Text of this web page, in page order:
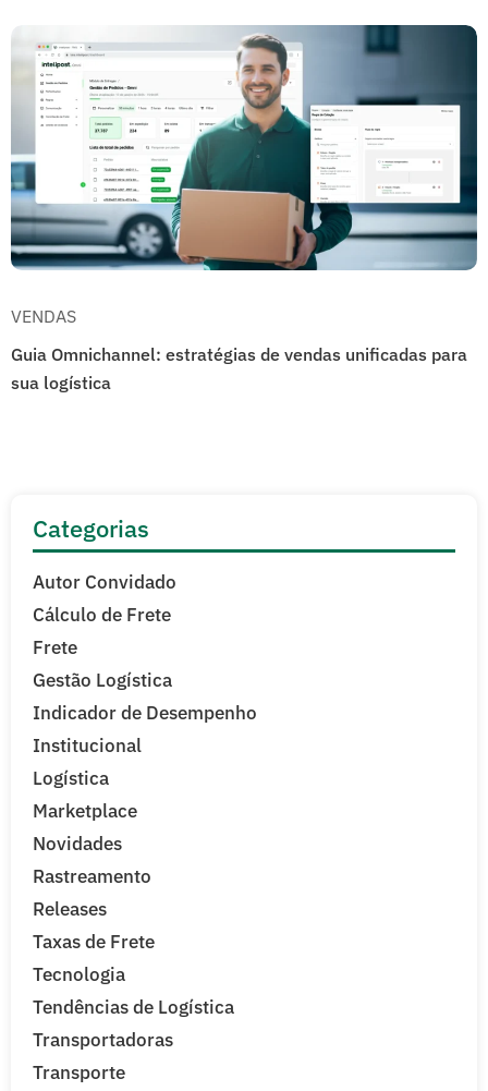
VENDAS
Guia Omnichannel: estratégias de vendas unificadas para
sua logística
Categorias
Autor Convidado
Cálculo de Frete
Frete
Gestão Logística
Indicador de Desempenho
Institucional
Logística
Marketplace
Novidades
Rastreamento
Releases
Taxas de Frete
Tecnologia
Tendências de Logística
Transportadoras
Transporte